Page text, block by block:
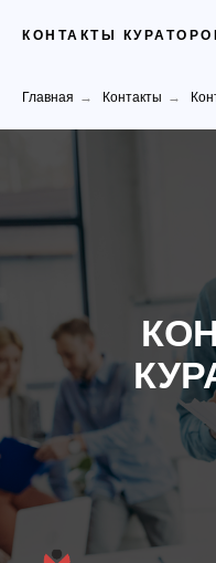
КОНТАКТЫ
Главная → Контакты →